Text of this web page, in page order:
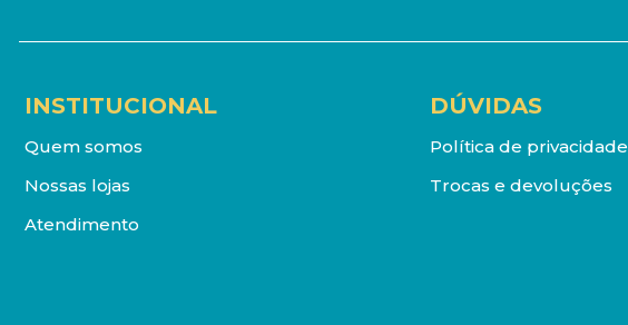
INSTITUCIONAL
Quem somos
Nossas lojas
Atendimento
DÚVIDAS
Política de privacidade
Trocas e devoluções